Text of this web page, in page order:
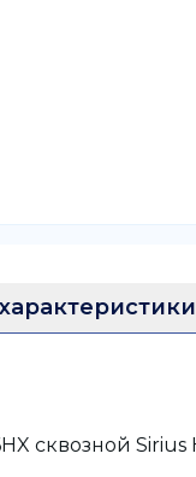
сквозной Sirius